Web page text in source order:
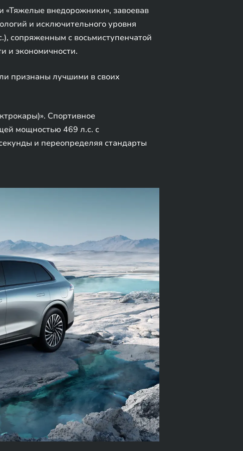
«Тяжелые внедорожники», завоевав
и исключительного уровня
сопряженным с восьмиступенчатой
и экономичности.
признаны лучшими в своих
Спортивное
мощностью 469 л.с. с
и переопределяя стандарты